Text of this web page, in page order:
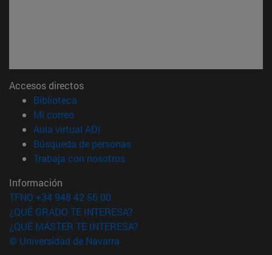
Accesos directos
Biblioteca
Mi correo(abre en nueva ventana)
Aula virtual ADI
Búsqueda de personas(abre en nueva ventana)
Trabaja con nosotros(abre en nueva ventana)
Información
TFNO +34 948 42 56 00
¿QUÉ GRADO TE INTERESA?
¿QUÉ MÁSTER TE INTERESA?
© Universidad de Navarra